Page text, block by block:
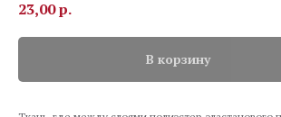
23,00р.
В корзину